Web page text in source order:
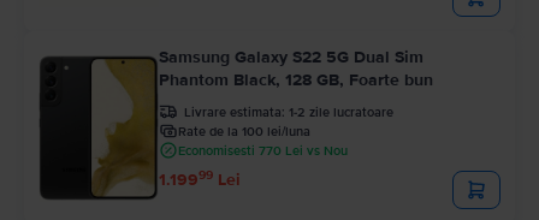
Samsung Galaxy S22 5G Dual Sim
Phantom Black, 128 GB, Foarte bun
Livrare estimata: 1-2 zile lucratoare
Rate de la 100 lei/luna
Economisesti 770 Lei vs Nou
1.19999 Lei